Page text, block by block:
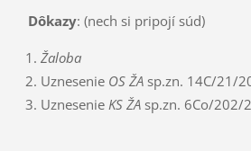
Dôkazy: (nech si pripojí súd)
Žaloba
Uznesenie OS ŽAsp.zn. 14C/21/
Uznesenie KS ŽAsp.zn. 6Co/202/